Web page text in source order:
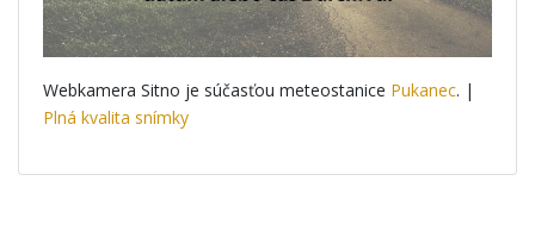
Webkamera Sitno je súčasťou meteostanice Pukanec. |
Plná kvalita snímky